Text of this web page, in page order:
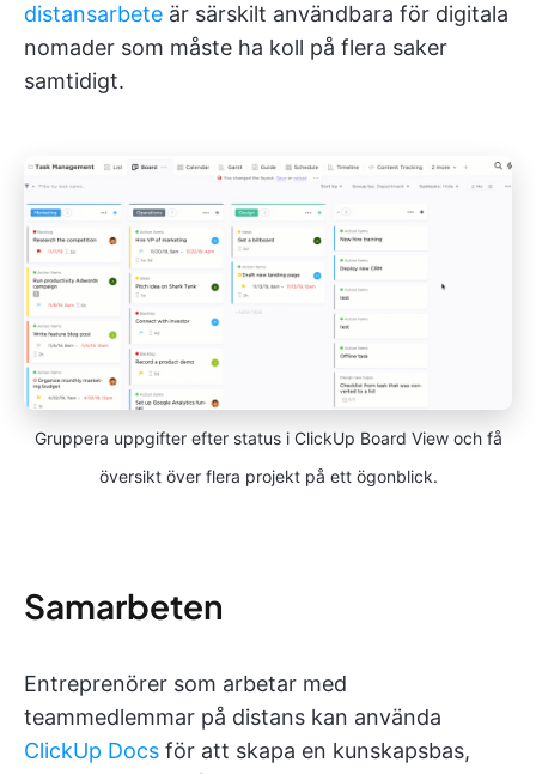
distansarbete är särskilt användbara för digitala
nomader som måste ha koll på flera saker
samtidigt.
Gruppera uppgifter efter status i ClickUp Board View och få
översikt över flera projekt på ett ögonblick.
Samarbeten
Entreprenörer som arbetar med
teammedlemmar på distans kan använda
ClickUp Docs för att skapa en kunskapsbas,